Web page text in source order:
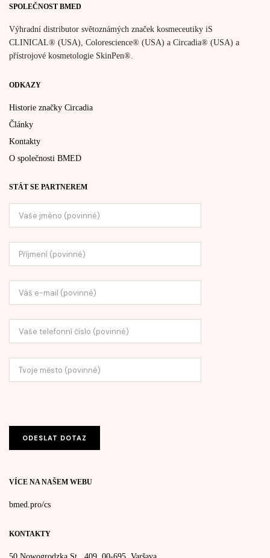
SPOLEČNOST BMED
Výhradní distributor světoznámých značek kosmeceutiky iS
CLINICAL® (USA), Colorescience® (USA) a Circadia® (USA) a
přístrojové kosmetologie SkinPen®.
ODKAZY
Historie značky Circadia
Články
Kontakty
O společnosti BMED
STÁT SE PARTNEREM
VÍCE NA NAŠEM WEBU
bmed.pro/cs
KONTAKTY